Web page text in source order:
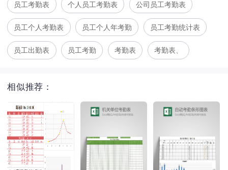
员工考勤表 个人员工考勤表 公司员工考勤表
员工个人考勤表 员工个人年考勤 员工考勤统计表
员工出勤表 员工考勤 考勤表 考勤表、
相似推荐：